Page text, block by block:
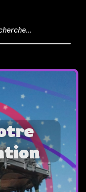
visuelle,
Shopify...